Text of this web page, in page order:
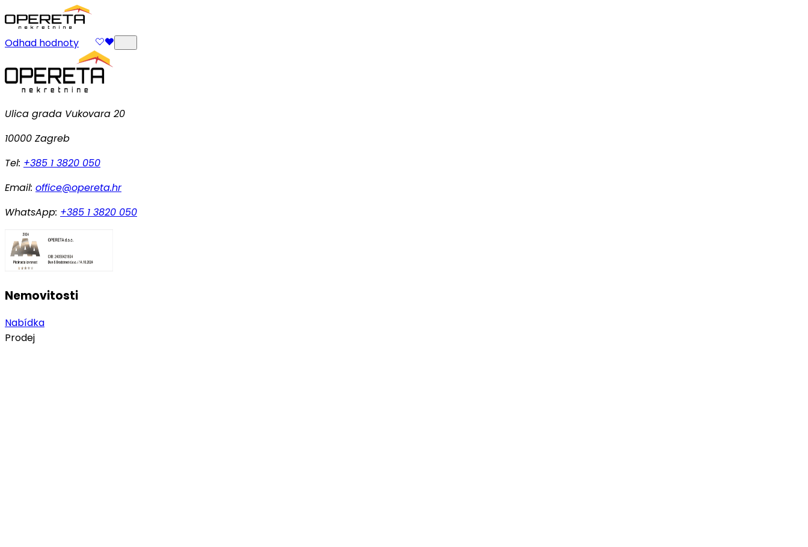
Odhad hodnoty
Ulica grada Vukovara 20
10000 Zagreb
Tel: +385 1 3820 050
Email: office@opereta.hr
WhatsApp: +385 1 3820 050
Nemovitosti
Nabídka
Prodej